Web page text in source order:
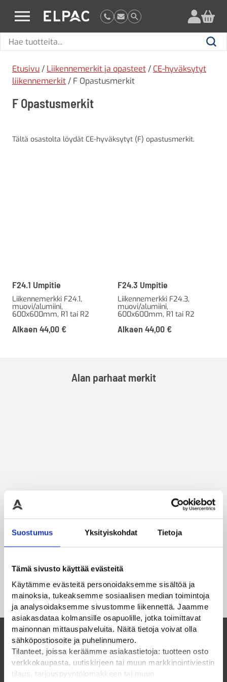
Suostumus Yksityiskohdat Tietoja
Tämä sivusto käyttää evästeitä
Käytämme evästeitä personoidaksemme sisältöä ja
mainoksia, tukeaksemme sosiaalisen median toimintoja
ja analysoidaksemme sivustomme liikennettä. Jaamme
asiakasdataa kolmansille osapuolille, jotka toimittavat
mainonnan mittauspalveluita. Näitä tietoja voivat olla
sähköpostiosoite ja puhelinnumero.
Tilanteet, joissa keräämme asiakastietoja: tuotteen osto
verkkokaupasta, uutiskirjeen tai muun markkinointiviestin
tilaus, tarjouspyyntölomakkeen tai muun
elpac.fi
Hae
Hae
Etusivu / Liikennemerkit ja opasteet / CE-hyväksytyt
liikennemerkit / F Opastusmerkit
F Opastusmerkit
Tältä osastolta löydät CE-hyväksytyt (F) opastusmerkit.
F24.1 Umpitie
Liikennemerkki F24.1,
muovi/alumiini,
600x600mm, R1 tai R2
Alkaen 44,00 €
F24.3 Umpitie
Liikennemerkki F24.3,
muovi/alumiini,
600x600mm, R1 tai R2
Alkaen 44,00 €
Alan parhaat merkit
Suomalainen perheyritys ja luotettava
kumppani vuodesta 1985